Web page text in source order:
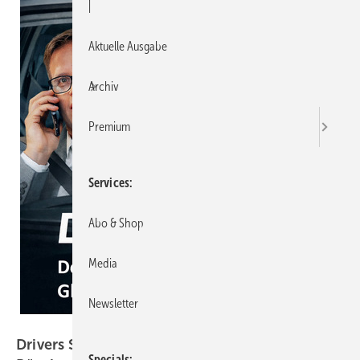
Drivers Seat 44: Bauproduktenverordnung –
Aktuelle Ausgabe
Archiv
Premium
Services
Abo & Shop
Media
Newsletter